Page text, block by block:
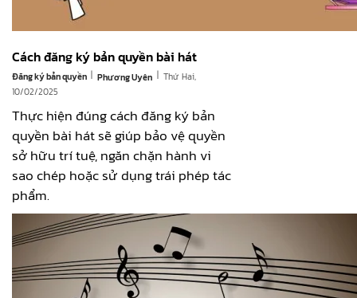
Cách đăng ký bản quyền bài hát
Đăng ký bản quyền | Phương Uyên | Thứ Hai,
10/02/2025
Thực hiện đúng cách đăng ký bản
quyền bài hát sẽ giúp bảo vệ quyền
sở hữu trí tuệ, ngăn chặn hành vi
sao chép hoặc sử dụng trái phép tác
phẩm.